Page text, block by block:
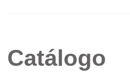
Catálogo